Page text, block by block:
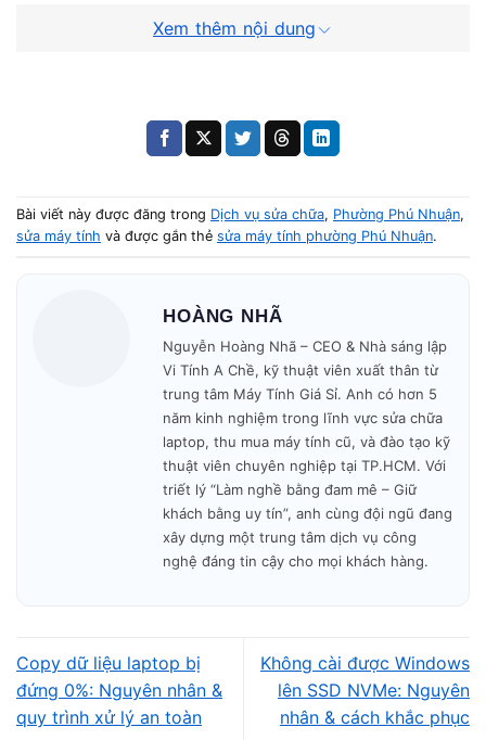
động và lưu lượng vào/ra, kỹ thuật viên sẽ
Quy trình minh bạch – không
phát sinh chi phí
Mọi chi phí được báo rõ trước khi lắp, không
phát sinh bất ngờ.
Quy trình lắp đặt và cấu hình
Thiết bị được cố định chắc chắn, đi dây gọn
gàng, kết nối vào hệ thống mạng nội bộ hoặc
WiFi. Sau đó kỹ thuật viên tiến hành cấu hình
Xem thêm nội dung
Bài viết này được đăng trong Dịch vụ sửa chữa, Phường Phú Nhuận,
sửa máy tính và được gắn thẻ sửa máy tính phường Phú Nhuận.
HOÀNG NHÃ
Nguyễn Hoàng Nhã – CEO & Nhà sáng lập
Vi Tính A Chề, kỹ thuật viên xuất thân từ
trung tâm Máy Tính Giá Sỉ. Anh có hơn 5
năm kinh nghiệm trong lĩnh vực sửa chữa
laptop, thu mua máy tính cũ, và đào tạo kỹ
thuật viên chuyên nghiệp tại TP.HCM. Với
triết lý “Làm nghề bằng đam mê – Giữ
khách bằng uy tín”, anh cùng đội ngũ đang
xây dựng một trung tâm dịch vụ công
nghệ đáng tin cậy cho mọi khách hàng.
Copy dữ liệu laptop bị
đứng 0%: Nguyên nhân &
quy trình xử lý an toàn
Không cài được Windows
lên SSD NVMe: Nguyên
nhân & cách khắc phục